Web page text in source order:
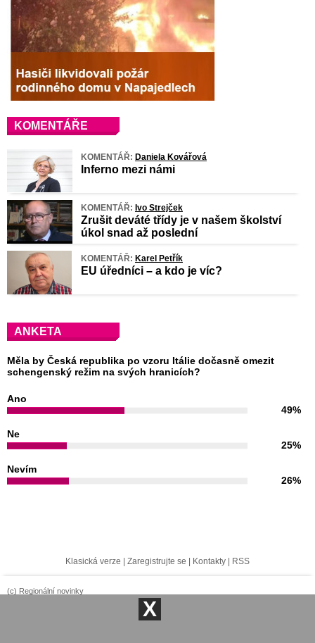
KOMENTÁŘE
KOMENTÁŘ: Daniela Kovářová
Inferno mezi námi
KOMENTÁŘ: Ivo Strejček
Zrušit deváté třídy je v našem školství
úkol snad až poslední
KOMENTÁŘ: Karel Petřík
EU úředníci – a kdo je víc?
ANKETA
Měla by Česká republika po vzoru Itálie dočasně omezit
schengenský režim na svých hranicích?
Ano
49%
Ne
25%
Nevím
26%
Klasická verze | Zaregistrujte se | Kontakty | RSS
(c) Regionální novinky
X